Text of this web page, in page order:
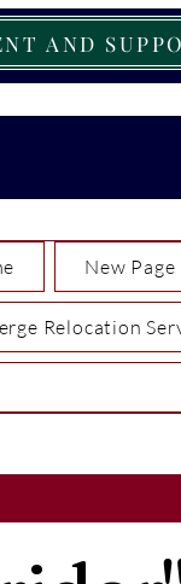
AND
New Page
Relocation